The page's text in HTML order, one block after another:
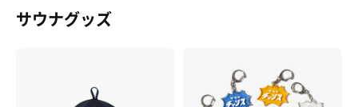
サウナグッズ